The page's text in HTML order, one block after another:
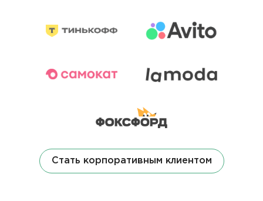
Стать корпоративным клиентом